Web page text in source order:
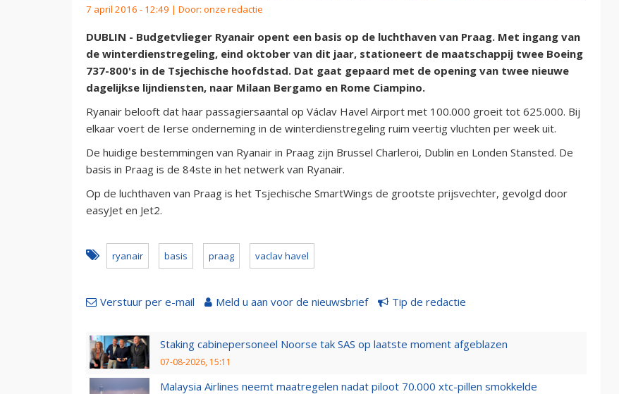
7 april 2016 - 12:49 | Door: onze redactie
DUBLIN - Budgetvlieger Ryanair opent een basis op de luchthaven van Praag. Met ingang van
de winterdienstregeling, eind oktober van dit jaar, stationeert de maatschappij twee Boeing
737-800's in de Tsjechische hoofdstad. Dat gaat gepaard met de opening van twee nieuwe
dagelijkse lijndiensten, naar Milaan Bergamo en Rome Ciampino.
Ryanair belooft dat haar passagiersaantal op Václav Havel Airport met 100.000 groeit tot 625.000. Bij
elkaar voert de Ierse onderneming in de winterdienstregeling ruim veertig vluchten per week uit.
De huidige bestemmingen van Ryanair in Praag zijn Brussel Charleroi, Dublin en Londen Stansted. De
basis in Praag is de 84ste in het netwerk van Ryanair.
Op de luchthaven van Praag is het Tsjechische SmartWings de grootste prijsvechter, gevolgd door
easyJet en Jet2.
ryanair basis praag vaclav havel
Verstuur per e-mail Meld u aan voor de nieuwsbrief Tip de redactie
Staking cabinepersoneel Noorse tak SAS op laatste moment afgeblazen
07-08-2026, 15:11
Malaysia Airlines neemt maatregelen nadat piloot 70.000 xtc-pillen smokkelde